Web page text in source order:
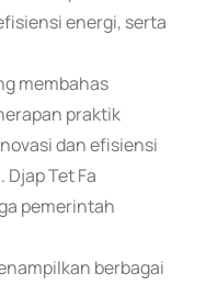
energi, serta
membahas
praktik
dan efisiensi
Tet Fa
pemerintah
berbagai